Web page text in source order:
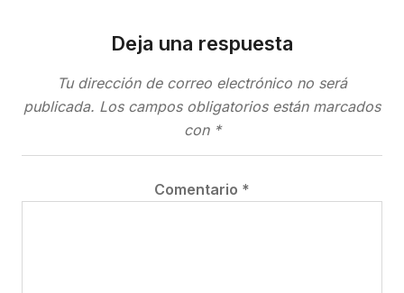
Deja una respuesta
Tu dirección de correo electrónico no será
publicada. Los campos obligatorios están marcados
con *
Comentario *